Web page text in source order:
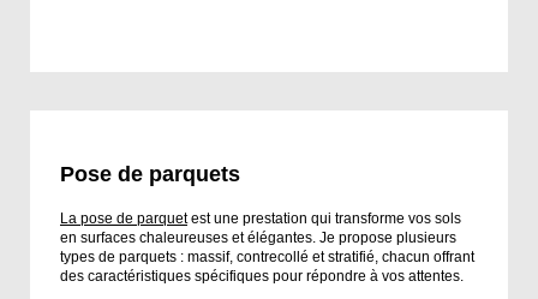
Pose de parquets
La pose de parquetest une prestation qui transforme vos sols
en surfaces chaleureuses et élégantes. Je propose plusieurs
types de parquets : massif, contrecollé et stratifié, chacun offrant
des caractéristiques spécifiques pour répondre à vos attentes.